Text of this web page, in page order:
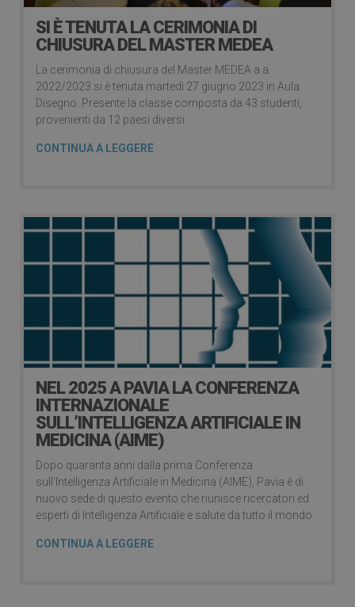
SI È TENUTA LA CERIMONIA DI
CHIUSURA DEL MASTER MEDEA
La cerimonia di chiusura del Master MEDEA a.a.
2022/2023 si è tenuta martedì 27 giugno 2023 in Aula
Disegno. Presente la classe composta da 43 studenti,
provenienti da 12 paesi diversi.
CONTINUA A LEGGERE
NEL 2025 A PAVIA LA CONFERENZA
INTERNAZIONALE
SULL’INTELLIGENZA ARTIFICIALE IN
MEDICINA (AIME)
Dopo quaranta anni dalla prima Conferenza
sull’Intelligenza Artificiale in Medicina (AIME), Pavia è di
nuovo sede di questo evento che riunisce ricercatori ed
esperti di Intelligenza Artificiale e salute da tutto il mondo.
CONTINUA A LEGGERE